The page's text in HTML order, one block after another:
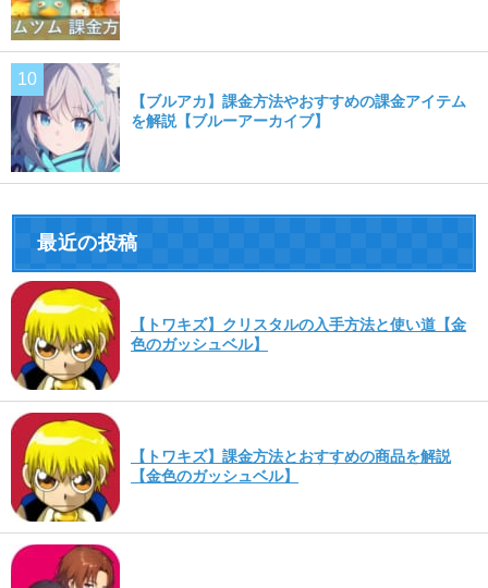
【ブルアカ】課金方法やおすすめの課金アイテム
を解説【ブルーアーカイブ】
最近の投稿
【トワキズ】クリスタルの入手方法と使い道【金
色のガッシュベル】
【トワキズ】課金方法とおすすめの商品を解説
【金色のガッシュベル】